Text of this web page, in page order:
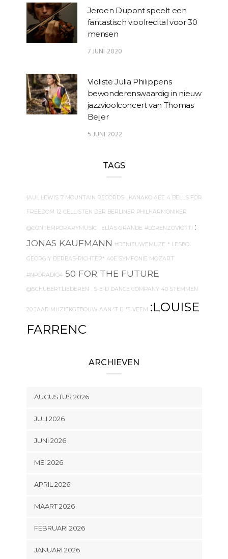
Jeroen Dupont speelt een
fantastisch vioolrecital voor 30
mensen
7 JUNI 2020
Violiste Julia Philippens
bewonderenswaardig in nieuw
jazzvioolconcert van Thomas
Beijer
5 JUNI 2022
TAGS
{AUL LEWIS 7 MOUNTAIN RECORDS . KANAKO ABE 4 BELLS FOR
FREEDOM 12 CELLISTEN DER BERLINER PHILHARMONIKER
@CONTEMPORARYMUSIC . ELIAS GRANDE #LORENZOVIOTTI :
JONAS KAUFMANN #DENIEUWEMUZE * LESBO
GEORGIY DERBAS-RICHTER* 40E SYMFONIE MOZART
#NPORADIO4 50 FOR THE FUTURE
@SCHUBERTLIEDEREN . S-E-D DANCE COMPANY 40 STEMMEN
20 JAAR MUZIEKGEBOUW AAN 'T IJ 'T VEEM :LOUISE
FARRENC
ARCHIEVEN
AUGUSTUS 2026
JULI 2026
JUNI 2026
MEI 2026
APRIL 2026
MAART 2026
FEBRUARI 2026
JANUARI 2026